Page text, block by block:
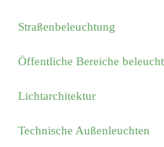
Straßenbeleuchtung
Öffentliche Bereiche
Lichtarchitektur
Technische Außenleuchten